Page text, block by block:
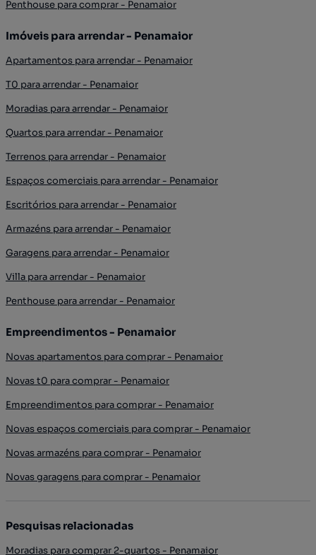
Penthouse para comprar - Penamaior
Imóveis para arrendar - Penamaior
Apartamentos para arrendar - Penamaior
T0 para arrendar - Penamaior
Moradias para arrendar - Penamaior
Quartos para arrendar - Penamaior
Terrenos para arrendar - Penamaior
Espaços comerciais para arrendar - Penamaior
Escritórios para arrendar - Penamaior
Armazéns para arrendar - Penamaior
Garagens para arrendar - Penamaior
Villa para arrendar - Penamaior
Penthouse para arrendar - Penamaior
Empreendimentos - Penamaior
Novas apartamentos para comprar - Penamaior
Novas t0 para comprar - Penamaior
Empreendimentos para comprar - Penamaior
Novas espaços comerciais para comprar - Penamaior
Novas armazéns para comprar - Penamaior
Novas garagens para comprar - Penamaior
Pesquisas relacionadas
Moradias para comprar 2-quartos - Penamaior